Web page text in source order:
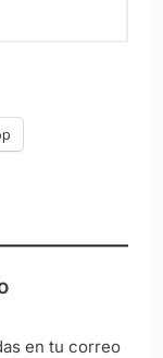
en tu correo